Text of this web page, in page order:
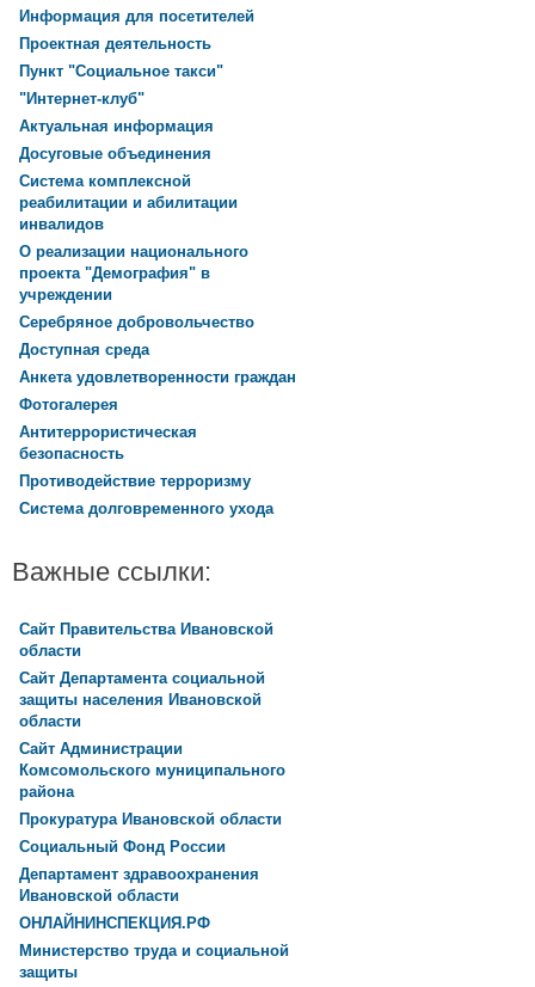
Информация для посетителей
Проектная деятельность
Пункт "Социальное такси"
"Интернет-клуб"
Актуальная информация
Досуговые объединения
Система комплексной
реабилитации и абилитации
инвалидов
О реализации национального
проекта "Демография" в
учреждении
Серебряное добровольчество
Доступная среда
Анкета удовлетворенности граждан
Фотогалерея
Антитеррористическая
безопасность
Противодействие терроризму
Система долговременного ухода
Важные ссылки:
Сайт Правительства Ивановской
области
Сайт Департамента социальной
защиты населения Ивановской
области
Сайт Администрации
Комсомольского муниципального
района
Прокуратура Ивановской области
Социальный Фонд России
Департамент здравоохранения
Ивановской области
ОНЛАЙНИНСПЕКЦИЯ.РФ
Министерство труда и социальной
защиты